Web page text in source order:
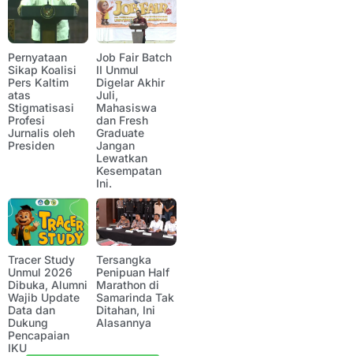
Pernyataan
Sikap Koalisi
Pers Kaltim
atas
Stigmatisasi
Profesi
Jurnalis oleh
Presiden
Job Fair Batch
II Unmul
Digelar Akhir
Juli,
Mahasiswa
dan Fresh
Graduate
Jangan
Lewatkan
Kesempatan
Ini.
Tracer Study
Unmul 2026
Dibuka, Alumni
Wajib Update
Data dan
Dukung
Pencapaian
IKU
Tersangka
Penipuan Half
Marathon di
Samarinda Tak
Ditahan, Ini
Alasannya